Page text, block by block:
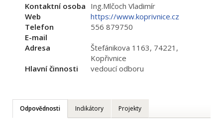
Kontaktní osoba Ing.Mlčoch Vladimír
Web
https://www.koprivnice.cz
Telefon
556 879750
E-mail
Adresa
Štefánikova 1163, 74221,
Kopřivnice
Hlavní činnosti
vedoucí odboru
Odpovědnosti Indikátory Projekty